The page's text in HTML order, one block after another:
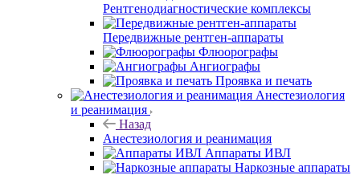
Рентгенодиагностические комплексы
Передвижные рентген-аппараты
Флюорографы
Ангиографы
Проявка и печать
Анестезиология
и реанимация
Назад
Анестезиология и реанимация
Аппараты ИВЛ
Наркозные аппараты